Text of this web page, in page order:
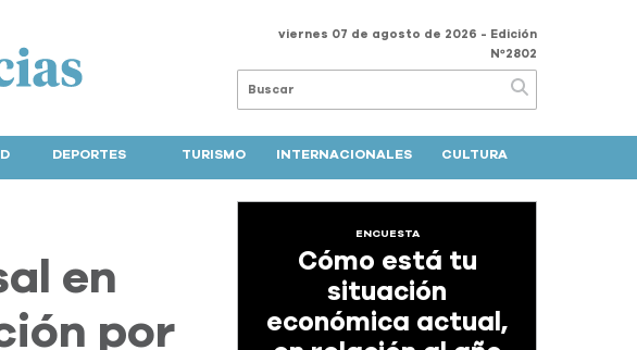
viernes 07 de agosto de 2026 - Edición
Nº2802
DEPORTES TURISMO INTERNACIONALES CULTURA
en
por
ENCUESTA
Cómo está tu
situación
económica actual,